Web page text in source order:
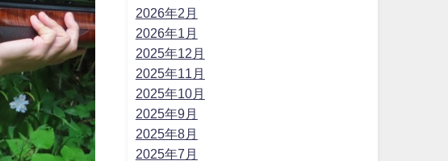
2026年2月
2026年1月
2025年12月
2025年11月
2025年10月
2025年9月
2025年8月
2025年7月